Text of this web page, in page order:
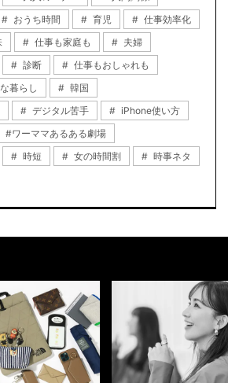
おうち時間 育児
仕事効率化
仕事も家庭も
夫婦
診断
仕事もおしゃれも
暮らし
韓国
デジタル苦手
iPhone使い方
#ワーママあるある劇場
時短 女の時間割
時事ネタ